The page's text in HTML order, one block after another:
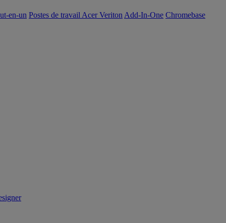
en-un Postes de travail Acer Veriton Add-In-One Chromebase